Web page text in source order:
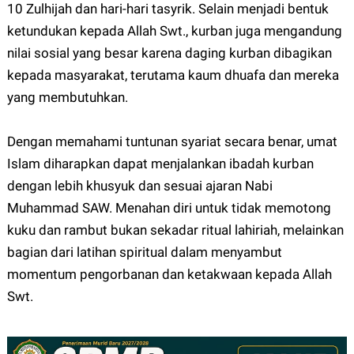
10 Zulhijah dan hari-hari tasyrik. Selain menjadi bentuk
ketundukan kepada Allah Swt., kurban juga mengandung
nilai sosial yang besar karena daging kurban dibagikan
kepada masyarakat, terutama kaum dhuafa dan mereka
yang membutuhkan.
Dengan memahami tuntunan syariat secara benar, umat
Islam diharapkan dapat menjalankan ibadah kurban
dengan lebih khusyuk dan sesuai ajaran Nabi
Muhammad SAW. Menahan diri untuk tidak memotong
kuku dan rambut bukan sekadar ritual lahiriah, melainkan
bagian dari latihan spiritual dalam menyambut
momentum pengorbanan dan ketakwaan kepada Allah
Swt.